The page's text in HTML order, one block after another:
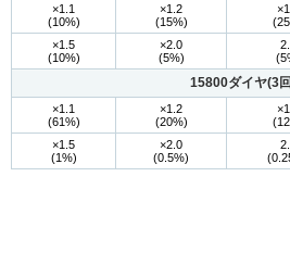
×1.1
(10%)
×1.2
(15%)
×1.5
(10%)
×2.0
(5%)
15800ダイヤ(3
×1.1
(61%)
×1.2
(20%)
×1.5
(1%)
×2.0
(0.5%)